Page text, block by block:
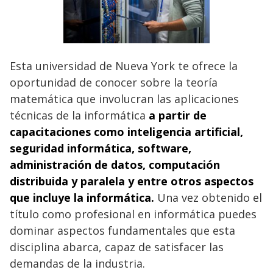
Esta universidad de Nueva York te ofrece la
oportunidad de conocer sobre la teoría
matemática que involucran las aplicaciones
técnicas de la informática a partir de
capacitaciones como inteligencia artificial,
seguridad informática, software,
administración de datos, computación
distribuida y paralela y entre otros aspectos
que incluye la informática. Una vez obtenido el
título como profesional en informática puedes
dominar aspectos fundamentales que esta
disciplina abarca, capaz de satisfacer las
demandas de la industria.